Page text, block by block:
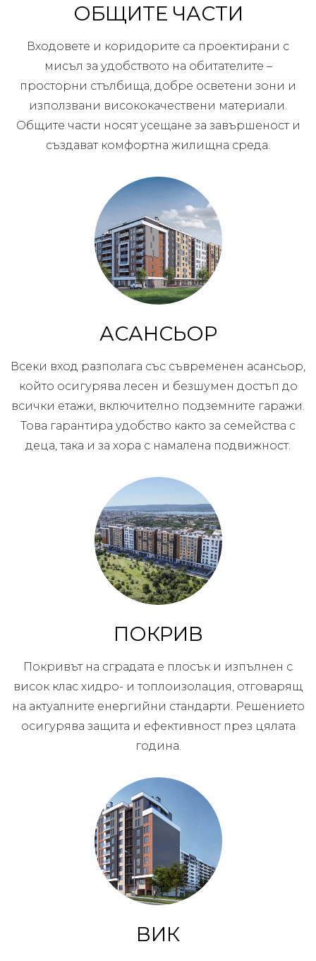
ОБЩИТЕ ЧАСТИ
Входовете и коридорите са проектирани с
мисъл за удобството на обитателите –
просторни стълбища, добре осветени зони и
използвани висококачествени материали.
Общите части носят усещане за завършеност и
създават комфортна жилищна среда.
АСАНСЬОР
Всеки вход разполага със съвременен асансьор,
който осигурява лесен и безшумен достъп до
всички етажи, включително подземните гаражи.
Това гарантира удобство както за семейства с
деца, така и за хора с намалена подвижност.
ПОКРИВ
Покривът на сградата е плосък и изпълнен с
висок клас хидро- и топлоизолация, отговарящ
на актуалните енергийни стандарти. Решението
осигурява защита и ефективност през цялата
година.
ВИК